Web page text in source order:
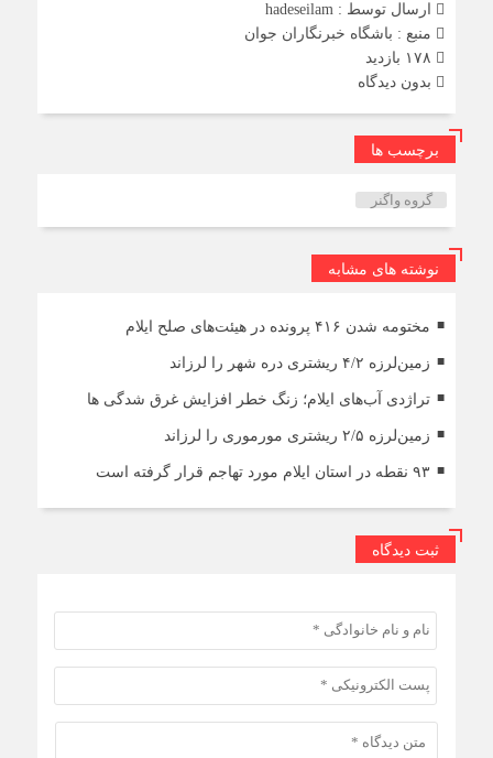
ارسال توسط : hadeseilam
منبع : باشگاه خبرنگاران جوان
بدون دیدگاه
برچسب ها
گروه واگنر
نوشته های مشابه
مختومه شدن ۴۱۶ پرونده در هیئت‌های صلح ایلام
زمین‌لرزه ۴/۲ ریشتری دره شهر را لرزاند
تراژدی آب‌های ایلام؛ زنگ خطر افزایش غرق شدگی ها
زمین‌لرزه ۲/۵ ریشتری مورموری را لرزاند
۹۳ نقطه در استان ایلام مورد تهاجم قرار گرفته است
ثبت دیدگاه